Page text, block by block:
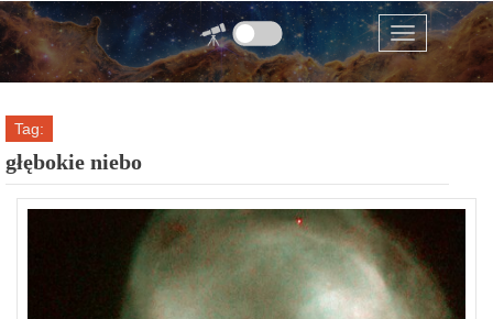
Przejdź do zawartości
Menu
Tag:
głębokie niebo